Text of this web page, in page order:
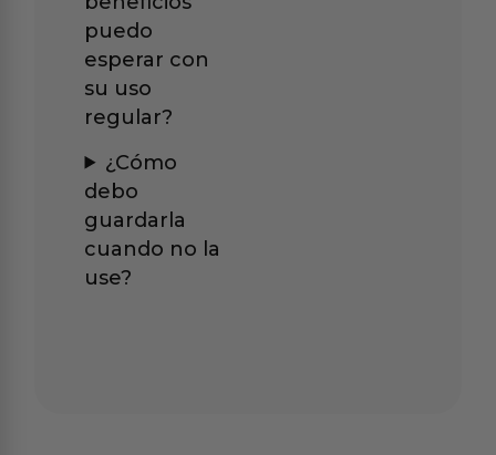
puedo
esperar con
su uso
regular?
¿Cómo
debo
guardarla
cuando no la
use?